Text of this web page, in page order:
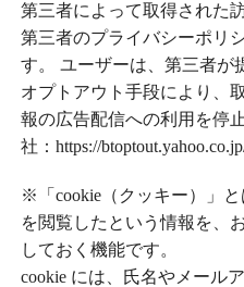
第三者によって取得された
第三者のプライバシーポリ
す。 ユーザーは、第三者が
オプトアウト手段により、
報の広告配信への利用を停
社：https://
※「cookie（クッキー）」
を閲覧したという情報を、
しておく機能です。
cookie には、氏名やメール